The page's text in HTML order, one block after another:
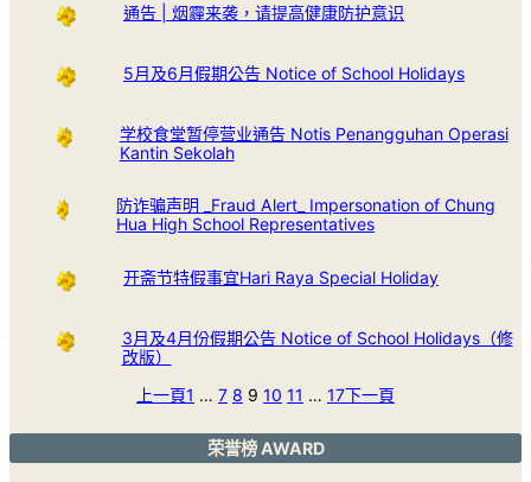
通告 | 烟霾来袭，请提高健康防护意识
5月及6月假期公告 Notice of School Holidays
学校食堂暂停营业通告 Notis Penangguhan Operasi
Kantin Sekolah
防诈骗声明 _Fraud Alert_ Impersonation of Chung
Hua High School Representatives
开斋节特假事宜Hari Raya Special Holiday
3月及4月份假期公告 Notice of School Holidays（修
改版）
上一頁1 … 7 8 9 10 11 … 17下一頁
荣誉榜 AWARD